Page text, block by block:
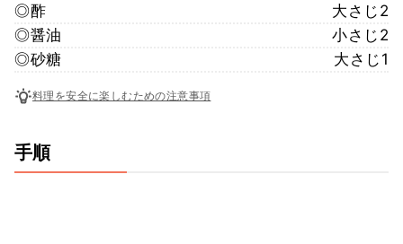
◎酢
大さじ2
◎醤油
小さじ2
◎砂糖
大さじ1
料理を安全に楽しむための注意事項
手順